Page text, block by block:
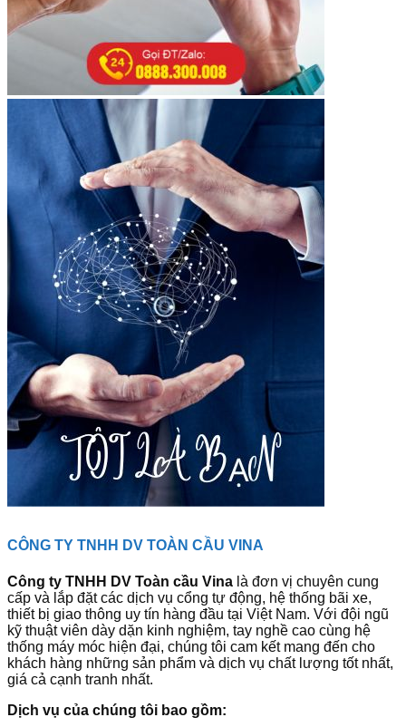
CÔNG TY TNHH DV TOÀN CẦU VINA
Công ty TNHH DV Toàn cầu Vina là đơn vị chuyên cung
cấp và lắp đặt các dịch vụ cổng tự động, hệ thống bãi xe,
thiết bị giao thông uy tín hàng đầu tại Việt Nam. Với đội ngũ
kỹ thuật viên dày dặn kinh nghiệm, tay nghề cao cùng hệ
thống máy móc hiện đại, chúng tôi cam kết mang đến cho
khách hàng những sản phẩm và dịch vụ chất lượng tốt nhất,
giá cả cạnh tranh nhất.
Dịch vụ của chúng tôi bao gồm: